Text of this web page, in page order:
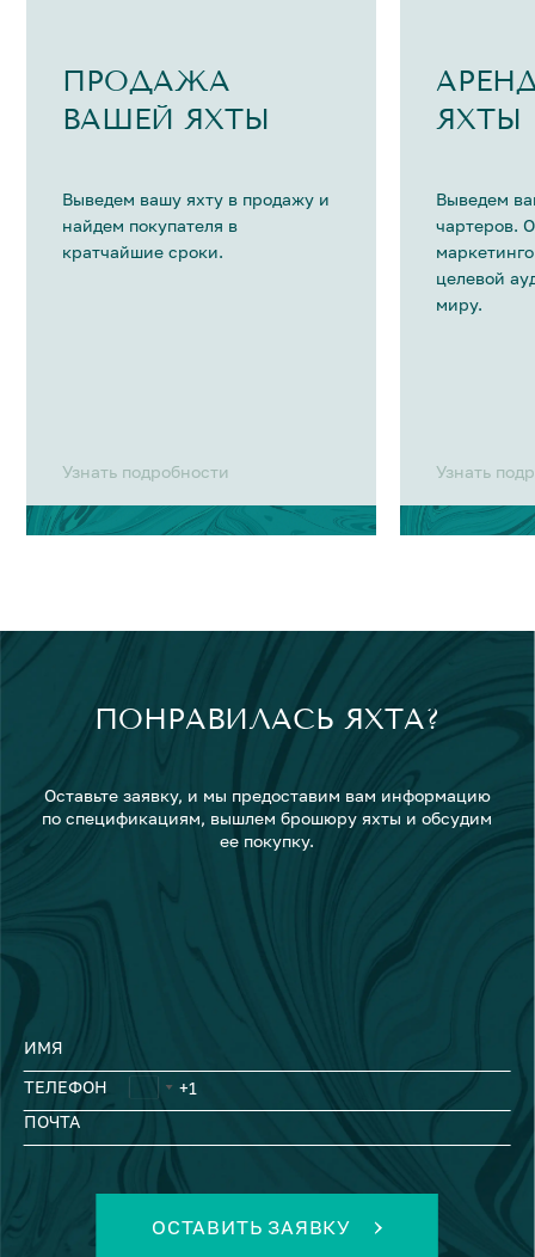
ПРОДАЖА
ВАШЕЙ ЯХТЫ
Выведем вашу яхту в продажу и
найдем покупателя в
кратчайшие сроки.
Узнать подробности
ЯХТЫ
Выведем
чартеров.
целевой
миру.
Узнать
ПОНРАВИЛАСЬ ЯХТА?
Оставьте заявку, и мы предоставим вам информацию
по спецификациям, вышлем брошюру яхты и обсудим
ее покупку.
ИМЯ
ТЕЛЕФОН
ПОЧТА
ОСТАВИТЬ ЗАЯВКУ